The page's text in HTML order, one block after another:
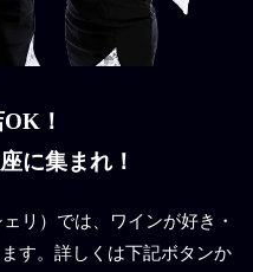
！
に集まれ！
リ）では、ワインが好き・
す。詳しくは下記ボタンか